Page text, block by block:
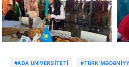
#ADA UNIVERSITETI #TÜRK